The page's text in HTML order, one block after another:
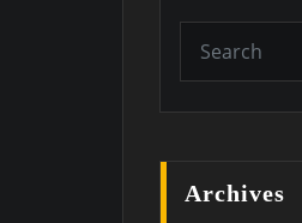
Archives